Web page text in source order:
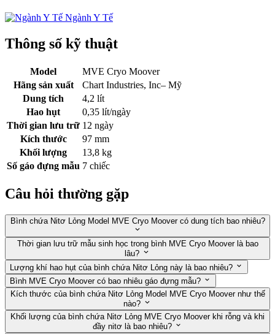
Ngành Y Tế
Thông số kỹ thuật
Model
MVE Cryo Moover
Hãng sản xuất
Chart Industries, Inc– Mỹ
Dung tích
4,2 lít
Hao hụt
0,35 lít/ngày
Thời gian lưu trữ 12 ngày
Kích thước
97 mm
Khối lượng
13,8 kg
Số gáo đựng mẫu 7 chiếc
Câu hỏi thường gặp
Bình chứa Nitơ Lỏng Model MVE Cryo Moover có dung tích bao nhiêu?
Thời gian lưu trữ mẫu sinh học trong bình MVE Cryo Moover là bao
lâu?
Lượng khí hao hụt của bình chứa Nitơ Lỏng này là bao nhiêu?
Bình MVE Cryo Moover có bao nhiêu gáo đựng mẫu?
Kích thước của bình chứa Nitơ Lỏng Model MVE Cryo Moover như thế
nào?
Khối lượng của bình chứa Nitơ Lỏng MVE Cryo Moover khi rỗng và khi
đầy nitơ là bao nhiêu?